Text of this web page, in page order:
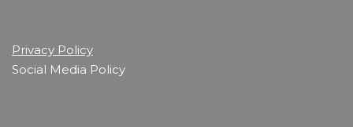
Privacy Policy
Social Media Policy